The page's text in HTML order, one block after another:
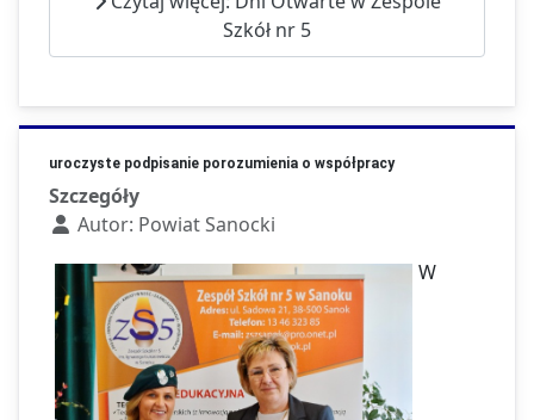
Szkół nr 5
uroczyste podpisanie porozumienia o współpracy
Szczegóły
Autor: Powiat Sanocki
W